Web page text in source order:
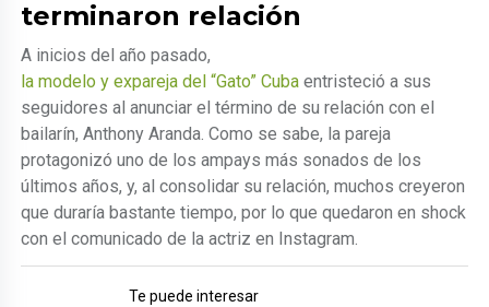
terminaron relación
A inicios del año pasado,
la modelo y expareja del “Gato” Cuba entristeció a sus
seguidores al anunciar el término de su relación con el
bailarín, Anthony Aranda. Como se sabe, la pareja
protagonizó uno de los ampays más sonados de los
últimos años, y, al consolidar su relación, muchos creyeron
que duraría bastante tiempo, por lo que quedaron en shock
con el comunicado de la actriz en Instagram.
Te puede interesar